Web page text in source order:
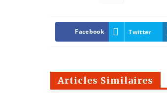
Facebook Twitter
Articles Similaires